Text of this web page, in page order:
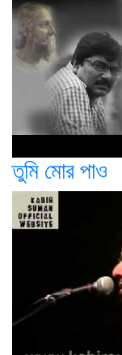
তুমি মোর পাও